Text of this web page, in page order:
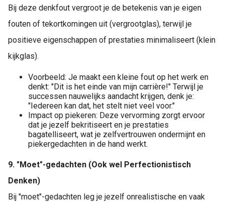
Bij deze denkfout vergroot je de betekenis van je eigen
fouten of tekortkomingen uit (vergrootglas), terwijl je
positieve eigenschappen of prestaties minimaliseert (klein
kijkglas).
Voorbeeld: Je maakt een kleine fout op het werk en
denkt: "Dit is het einde van mijn carrière!" Terwijl je
successen nauwelijks aandacht krijgen, denk je:
"Iedereen kan dat, het stelt niet veel voor."
Impact op piekeren: Deze vervorming zorgt ervoor
dat je jezelf bekritiseert en je prestaties
bagatelliseert, wat je zelfvertrouwen ondermijnt en
piekergedachten in de hand werkt.
9. "Moet"-gedachten (Ook wel Perfectionistisch
Denken)
Bij "moet"-gedachten leg je jezelf onrealistische en vaak